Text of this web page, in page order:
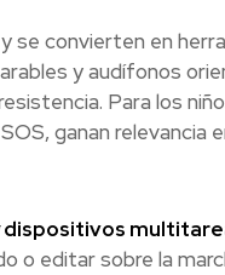
se convierten en
y audífonos
Para los
ganan relevancia
dispositivos
o editar sobre la